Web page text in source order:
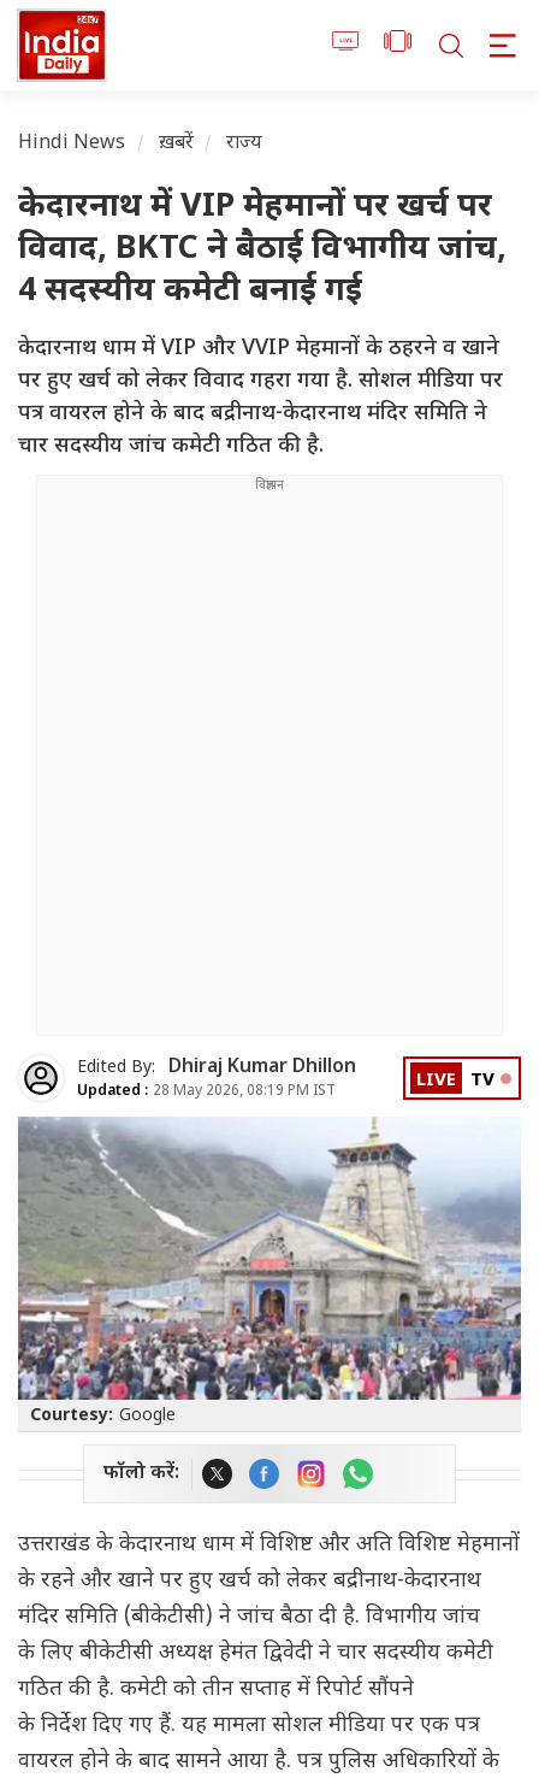
Hindi News ख़बरें राज्य
केदारनाथ में VIP मेहमानों पर खर्च पर
विवाद, BKTC ने बैठाई विभागीय जांच,
4 सदस्यीय कमेटी बनाई गई
केदारनाथ धाम में VIP और VVIP मेहमानों के ठहरने व खाने
पर हुए खर्च को लेकर विवाद गहरा गया है. सोशल मीडिया पर
पत्र वायरल होने के बाद बद्रीनाथ-केदारनाथ मंदिर समिति ने
चार सदस्यीय जांच कमेटी गठित की है.
Edited By: Dhiraj Kumar Dhillon
Updated : 28 May 2026, 08:19 PM IST LIVE TV
Courtesy: Google
फॉलो करें:
उत्तराखंड के केदारनाथ धाम में विशिष्ट और अति विशिष्ट मेहमानों
के रहने और खाने पर हुए खर्च को लेकर बद्रीनाथ-केदारनाथ
मंदिर समिति (बीकेटीसी) ने जांच बैठा दी है. विभागीय जांच
के लिए बीकेटीसी अध्यक्ष हेमंत द्विवेदी ने चार सदस्यीय कमेटी
गठित की है. कमेटी को तीन सप्ताह में रिपोर्ट सौंपने
के निर्देश दिए गए हैं. यह मामला सोशल मीडिया पर एक पत्र
वायरल होने के बाद सामने आया है. पत्र पुलिस अधिकारियों के